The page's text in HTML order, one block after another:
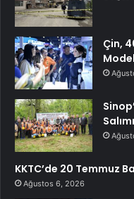
Çin,
Salımı
KKTC’de 20 Temmuz
Ağustos 6, 2026